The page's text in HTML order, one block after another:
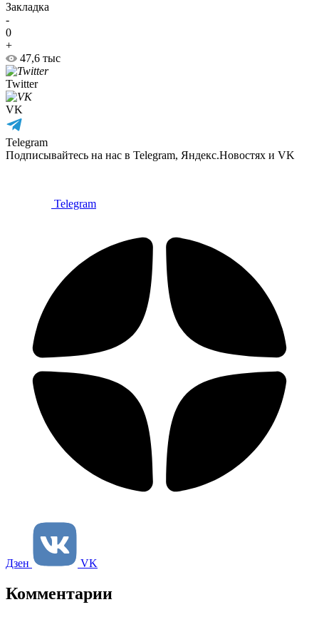
Закладка
-
0
+
47,6 тыс
Twitter
VK
Telegram
Подписывайтесь на нас в Telegram, Яндекс.Новостях и VK
Telegram
Дзен VK
Комментарии